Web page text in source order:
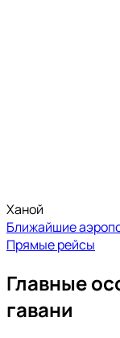
Ханой
Ближайшие
Прямые рейсы
Главные
гавани